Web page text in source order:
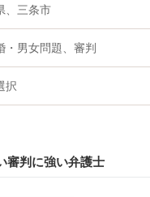
、三条市
・男女問題、審判
択
審判に強い弁護士